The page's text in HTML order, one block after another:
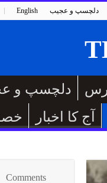
English دلچسپ و عجیب
دلچسپ و
آج کا اخبار
Comments